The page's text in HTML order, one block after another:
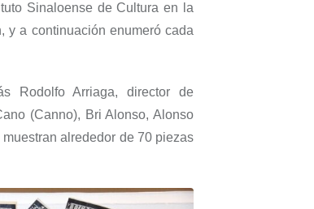
Sinaloense de Culturaen la
, y a continuación enumeró cada
Rodolfo Arriaga, director de
(Canno), Bri Alonso, Alonso
muestranalrededor de 70 piezas